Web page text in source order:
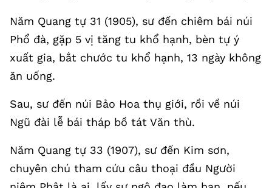
Năm Quang tự 31 (1905), sư đến chiêm bái núi
Phổ đà, gặp 5 vị tăng tu khổ hạnh, bèn tự ý
xuất gia, bắt chước tu khổ hạnh, 13 ngày không
ăn uống.
Sau, sư đến núi Bảo Hoa thụ giới, rồi về núi
Ngũ đài lễ bái tháp bồ tát Văn thù.
Năm Quang tự 33 (1907), sư đến Kim sơn,
chuyên chú tham cứu câu thoại đầu Người